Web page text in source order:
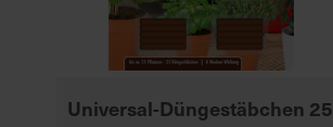
Universal-Düngestäbchen 25